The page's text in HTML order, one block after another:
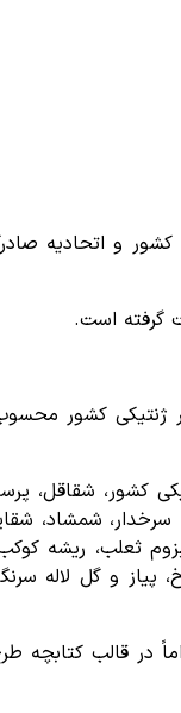
و اتحادیه
گرفته است.
کشور
حفاظت از ذخایر
شمشاد،
ثعلب، ریشه
و گل لاله
در قالب